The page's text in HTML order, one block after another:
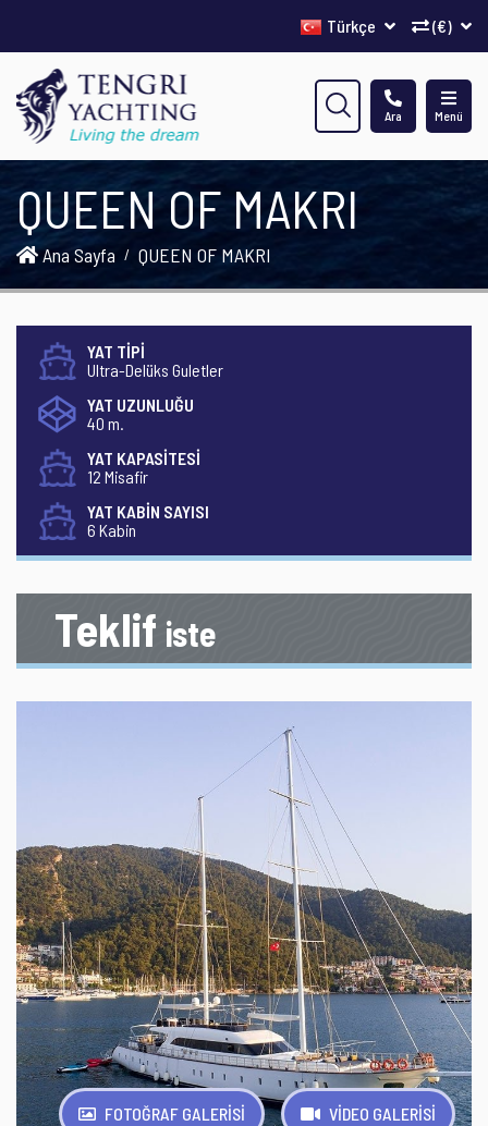
(€)
Türkçe
Menü
Ara
QUEEN OF MAKRI
Ana Sayfa QUEEN OF MAKRI
YAT TİPİ
Ultra-Delüks Guletler
YAT UZUNLUĞU
40 m.
YAT KAPASİTESİ
12 Misafir
YAT KABİN SAYISI
6 Kabin
Teklif iste
FOTOĞRAF GALERİSİ VİDEO GALERİSİ